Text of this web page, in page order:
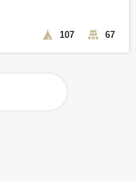
107 67